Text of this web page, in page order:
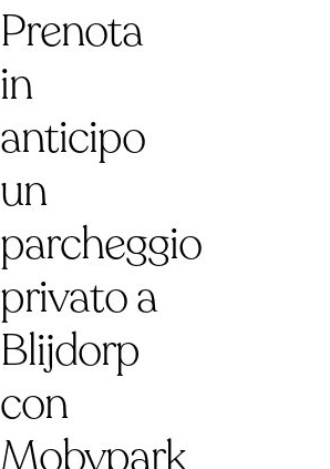
Prenota
in
anticipo
un
parcheggio
privato a
Blijdorp
con